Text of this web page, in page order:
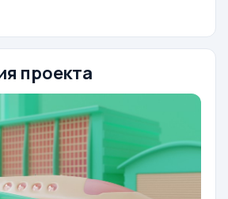
проекта